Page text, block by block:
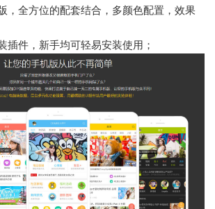
，全方位的配套结合，多颜色配置，效果
插件，新手均可轻易安装使用；